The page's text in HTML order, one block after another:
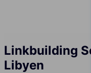
Linkbuilding
Libyen